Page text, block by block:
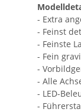
- Extra
- Feinst
- Feinste
- Fein
-
- Alle
- LED-
-